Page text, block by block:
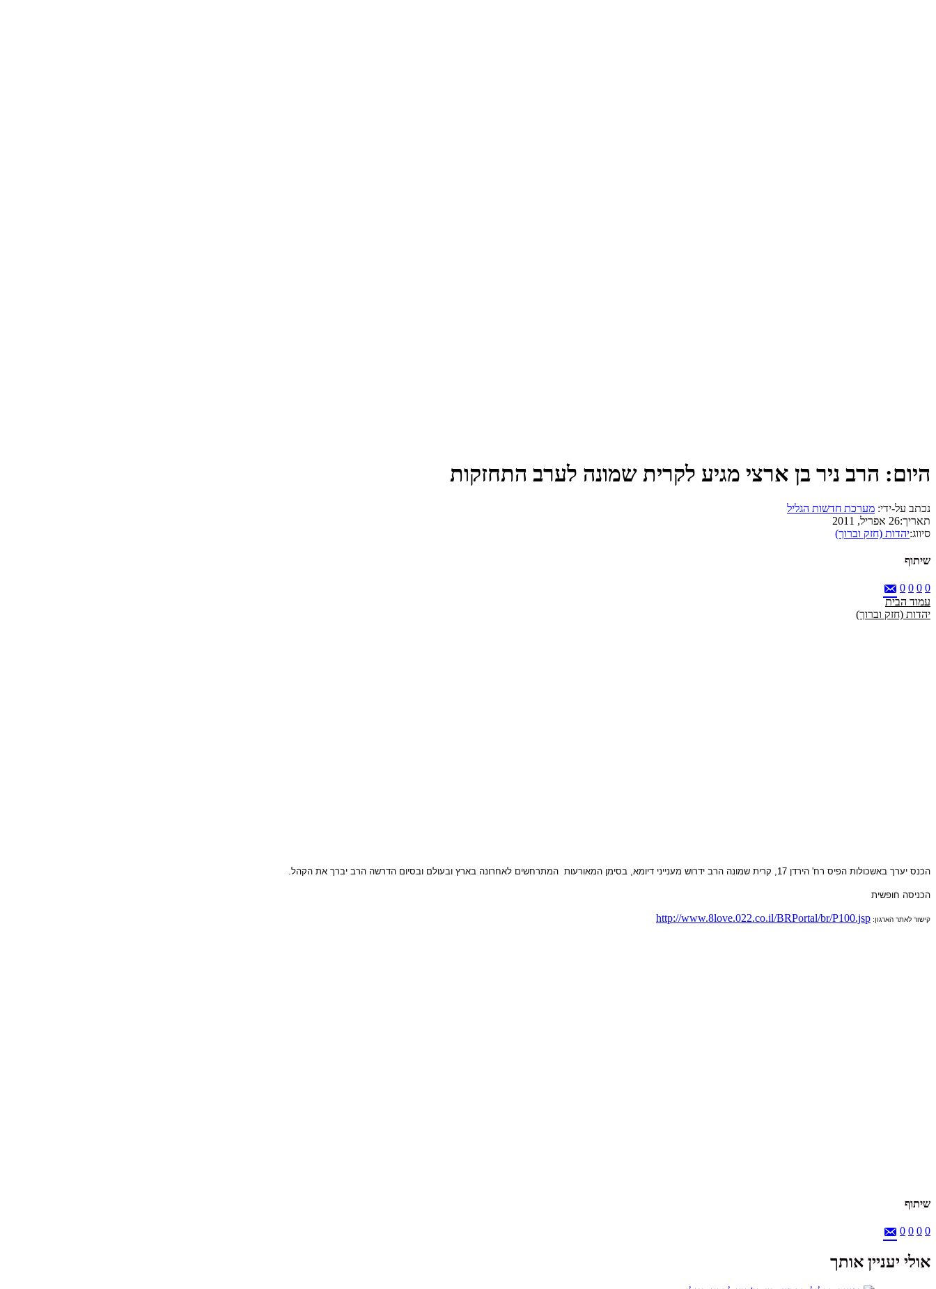
היום: הרב ניר בן ארצי מגיע לקרית שמונה לערב התחזקות
נכתב על-ידי: מערכת חדשות הגליל
תאריך:26 אפריל, 2011
סיווג:יהדות (חזק וברוך)
שיתוף
0
0
0
0
עמוד הבית
יהדות (חזק וברוך)
הכנס יערך באשכולות הפיס רח' הירדן 17, קרית שמונה הרב ידרוש מענייני דיומא, בסימן המאורעות המתרחשים לאחרונה בארץ ובעולם ובסיום הדרשה הרב יברך את הקהל.
הכניסה חופשית
קישור לאתר הארגון: http://www.8love.022.co.il/BRPortal/br/P100.jsp
שיתוף
0
0
0
0
אולי יעניין אותך